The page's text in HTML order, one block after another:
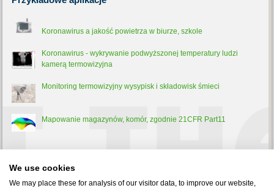
Koronawirus a jakość powietrza w biurze, szkole
Koronawirus - wykrywanie podwyższonej temperatury ludzi
kamerą termowizyjna
Monitoring termowizyjny wysypisk i składowisk śmieci
Mapowanie magazynów, komór, zgodnie 21CFR Part11
Pirometr - co to jest, jak działa i do czego służy?
We use cookies
We may place these for analysis of our visitor data, to improve our website,